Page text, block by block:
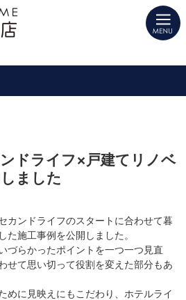
の注文住宅・新築戸建てを手がける工務店なら
戸建てを手がけるHIBARI HOME原山工務店
ドライフ×戸建てリノベ
ました
カンドライフのスタートに合わせて暮
た施工事例を公開しました。
づらかったポイントを一つ一つ見直
せて思い切って役割を変えた部分もあ
めに見映えにもこだわり、ホテルライ